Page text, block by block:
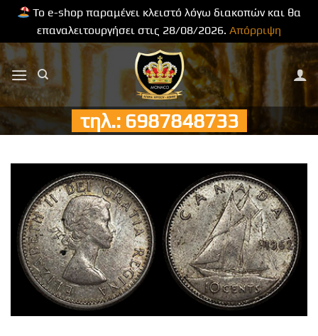
Το e-shop παραμένει κλειστό λόγω διακοπών και θα
επαναλειτουργήσει στις 28/08/2026. Απόρριψη
Μετάβαση
στο
περιεχόμενο
τηλ.: 6987848733